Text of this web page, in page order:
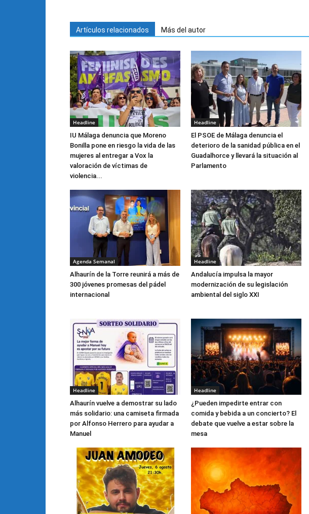
Artículos relacionados Más del autor
Headline
IU Málaga denuncia que Moreno
Bonilla pone en riesgo la vida de las
mujeres al entregar a Vox la
valoración de víctimas de
violencia...
Headline
El PSOE de Málaga denuncia el
deterioro de la sanidad pública en el
Guadalhorce y llevará la situación al
Parlamento
Agenda Semanal
Alhaurín de la Torre reunirá a más de
300 jóvenes promesas del pádel
internacional
Headline
Andalucía impulsa la mayor
modernización de su legislación
ambiental del siglo XXI
Headline
Alhaurín vuelve a demostrar su lado
más solidario: una camiseta firmada
por Alfonso Herrero para ayudar a
Manuel
Headline
¿Pueden impedirte entrar con
comida y bebida a un concierto? El
debate que vuelve a estar sobre la
mesa